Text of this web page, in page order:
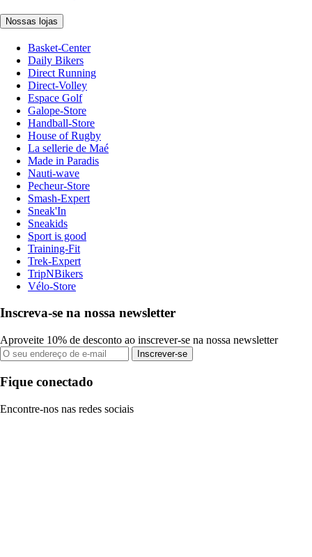
Nossas lojas
Basket-Center
Daily Bikers
Direct Running
Direct-Volley
Espace Golf
Galope-Store
Handball-Store
House of Rugby
La sellerie de Maé
Made in Paradis
Nauti-wave
Pecheur-Store
Smash-Expert
Sneak'In
Sneakids
Sport is good
Training-Fit
Trek-Expert
TripNBikers
Vélo-Store
Inscreva-se na nossa newsletter
Aproveite 10% de desconto ao inscrever-se na nossa newsletter
Inscrever-se
Fique conectado
Encontre-nos nas redes sociais